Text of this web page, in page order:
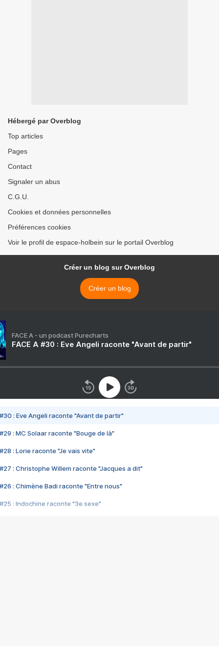
Hébergé par Overblog
Top articles
Pages
Contact
Signaler un abus
C.G.U.
Cookies et données personnelles
Préférences cookies
Voir le profil de espace-holbein sur le portail Overblog
Créer un blog sur Overblog
Créer un blog
FACE A - un podcast Purecharts
FACE A #30 : Eve Angeli raconte "Avant de partir"
#30 : Eve Angeli raconte "Avant de partir"
#29 : MC Solaar raconte "Bouge de là"
#28 : Lorie raconte "Je vais vite"
#27 : Christophe Willem raconte "Jacques a dit"
#26 : Chimène Badi raconte "Entre nous"
#25 : Indochine raconte "3e sexe"